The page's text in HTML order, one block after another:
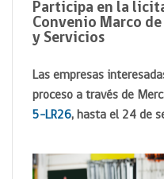
Participa en la
Convenio Marco
y Servicios
Las empresas
proceso a través de
5-LR26, hasta el 24 de